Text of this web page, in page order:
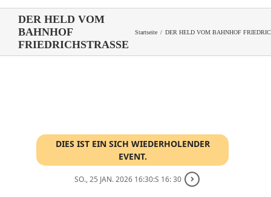
DER HELD VOM
BAHNHOF
FRIEDRICHSTRASSE
Startseite DER HELD VOM BAHNHOF
DIES IST EIN SICH WIEDERHOLENDER
EVENT.
SO., 25 JAN. 2026 16:30:S 16: 30